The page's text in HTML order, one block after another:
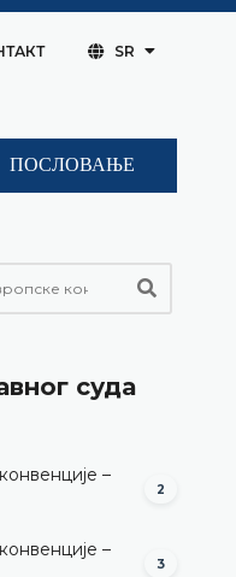
SR
ПОСЛОВАЊЕ
суда
–
2
–
3